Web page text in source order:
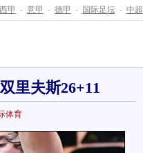
西甲 - 意甲 - 德甲 - 国际足坛 - 中超
里夫斯26+11
体育